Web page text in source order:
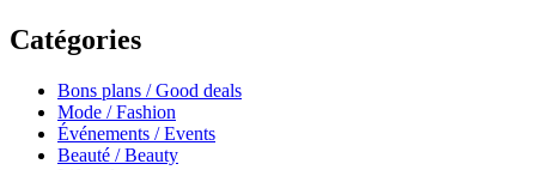
Catégories
Bons plans / Good deals
Mode / Fashion
Événements / Events
Beauté / Beauty